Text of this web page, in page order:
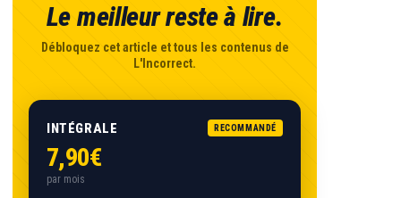
Le meilleur reste à lire.
Débloquez cet article et tous les contenus de
L'Incorrect.
INTÉGRALE RECOMMANDÉ
7,90€
par mois